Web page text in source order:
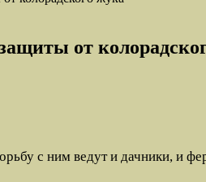
от
с ним ведут и дачники, и